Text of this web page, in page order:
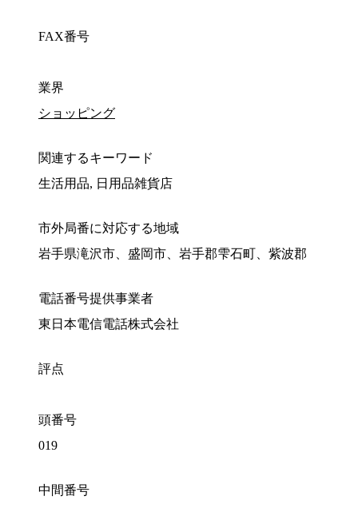
FAX番号
業界
ショッピング
関連するキーワード
生活用品, 日用品雑貨店
市外局番に対応する地域
岩手県滝沢市、盛岡市、岩手郡雫石町、紫波郡
電話番号提供事業者
東日本電信電話株式会社
評点
頭番号
019
中間番号